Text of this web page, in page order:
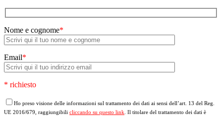
Nome e cognome*
Email*
* richiesto
Ho preso visione delle informazioni sul trattamento dei dati ai sensi dell’art. 13 del Reg.
UE 2016/679, raggiungibili cliccando su questo link . Il titolare del trattamento dei dati è